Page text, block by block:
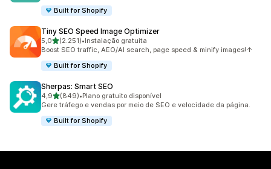
Built for Shopify
Tiny SEO Speed Image Optimizer
5,0de 5 estrelas
(2.251)
2251 total de avaliações
•Instalação gratuita
Boost SEO traffic, AEO/AI search, page speed & minify images!↑
Built for Shopify
Sherpas: Smart SEO
4,9de 5 estrelas
(849)
849 total de avaliações
•Plano gratuito disponível
Gere tráfego e vendas por meio de SEO e velocidade da página.
Built for Shopify